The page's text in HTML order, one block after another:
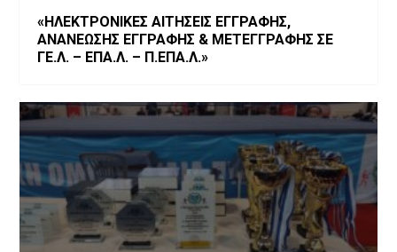
«ΗΛΕΚΤΡΟΝΙΚΕΣ ΑΙΤΗΣΕΙΣ ΕΓΓΡΑΦΗΣ,
ΑΝΑΝΕΩΣΗΣ ΕΓΓΡΑΦΗΣ & ΜΕΤΕΓΓΡΑΦΗΣ ΣΕ
ΓΕ.Λ. – ΕΠΑ.Λ. – Π.ΕΠΑ.Λ.»